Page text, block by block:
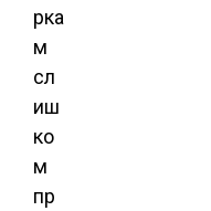
рка
м
сл
иш
ко
м
пр